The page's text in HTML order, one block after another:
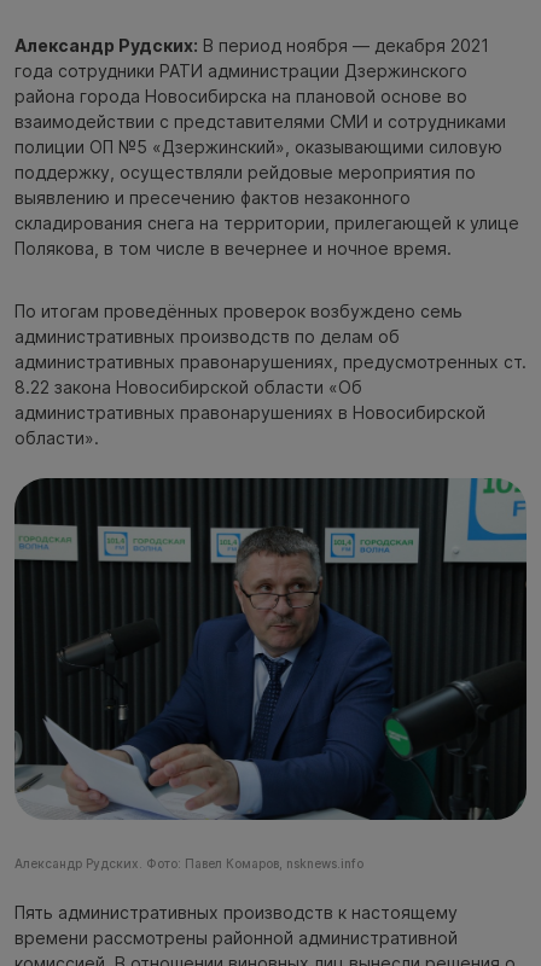
Александр Рудских: В период ноября — декабря 2021
года сотрудники РАТИ администрации Дзержинского
района города Новосибирска на плановой основе во
взаимодействии с представителями СМИ и сотрудниками
полиции ОП №5 «Дзержинский», оказывающими силовую
поддержку, осуществляли рейдовые мероприятия по
выявлению и пресечению фактов незаконного
складирования снега на территории, прилегающей к улице
Полякова, в том числе в вечернее и ночное время.
По итогам проведённых проверок возбуждено семь
административных производств по делам об
административных правонарушениях, предусмотренных ст.
8.22 закона Новосибирской области «Об
административных правонарушениях в Новосибирской
области».
Александр Рудских. Фото: Павел Комаров, nsknews.info
Пять административных производств к настоящему
времени рассмотрены районной административной